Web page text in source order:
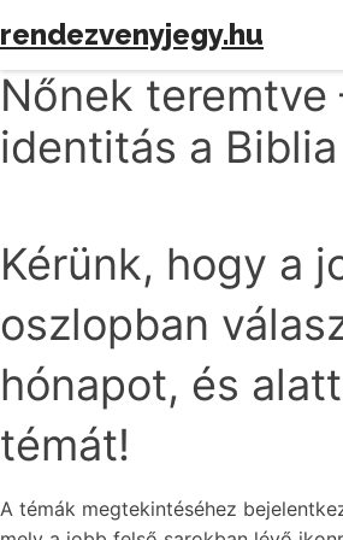
rendezvenyjegy.hu
Nőnek teremtve
identitás a
Kérünk, hogy a
oszlopban
hónapot, és
témát!
A témák megtekintéséhez